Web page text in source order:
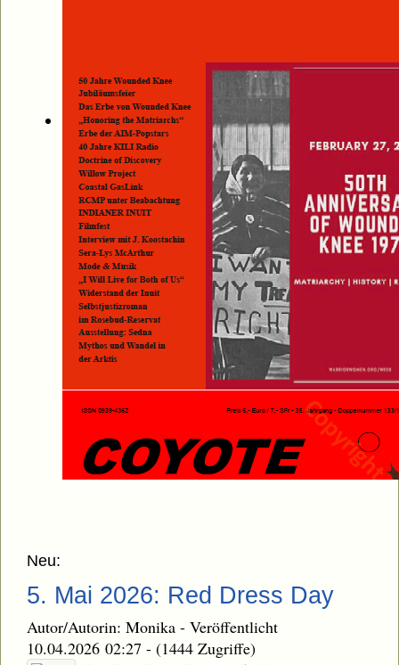
Neu:
5. Mai 2026: Red Dress Day
Autor/Autorin: Monika-Veröffentlicht
10.04.2026 02:27-(1444 Zugriffe)